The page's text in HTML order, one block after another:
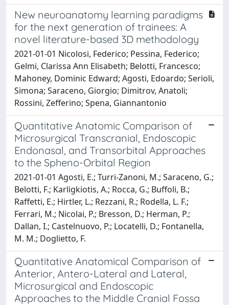
New neuroanatomy learning paradigms
for the next generation of trainees: A
novel literature-based 3D methodology
2021-01-01 Nicolosi, Federico; Pessina, Federico;
Gelmi, Clarissa Ann Elisabeth; Belotti, Francesco;
Mahoney, Dominic Edward; Agosti, Edoardo; Serioli,
Simona; Saraceno, Giorgio; Dimitrov, Anatoli;
Rossini, Zefferino; Spena, Giannantonio
Quantitative Anatomic Comparison of
Microsurgical Transcranial, Endoscopic
Endonasal, and Transorbital Approaches
to the Spheno-Orbital Region
2021-01-01 Agosti, E.; Turri-Zanoni, M.; Saraceno, G.;
Belotti, F.; Karligkiotis, A.; Rocca, G.; Buffoli, B.;
Raffetti, E.; Hirtler, L.; Rezzani, R.; Rodella, L. F.;
Ferrari, M.; Nicolai, P.; Bresson, D.; Herman, P.;
Dallan, I.; Castelnuovo, P.; Locatelli, D.; Fontanella,
M. M.; Doglietto, F.
Quantitative Anatomical Comparison of
Anterior, Antero-Lateral and Lateral,
Microsurgical and Endoscopic
Approaches to the Middle Cranial Fossa